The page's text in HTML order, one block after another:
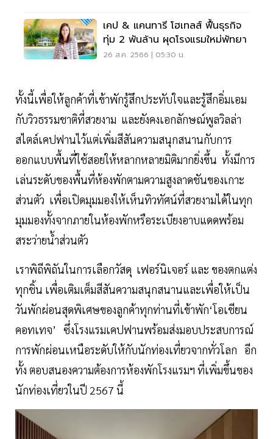
เคป & แคนทารี โฮเทลส์ ฟื้นธุรกิจ
ทุ่ม 2 พันล้าน ผุดโรงแรมใหม่พัทยา
26 ส.ค. 2566 | 05:30 น.
ทั้งนี้เพื่อให้ลูกค้าที่เข้าพักรู้สึกประทับใจและรู้สึกอิ่มเอม
กับวิวธรรมชาติที่สวยงาม และยังคงเอกลักษณ์พูลวิลล่า
สไตล์เคปฟานไว้แต่เพิ่มสีสันความสนุกสนานกับการ
ออกแบบพื้นที่ใช้สอยให้หลากหลายมิติมากยิ่งขึ้น ทั้งมีการ
เล่นระดับของพื้นที่ห้องพักตามความสูงลาดชันของเกาะ
ส่วนตัว เพื่อเปิดมุมมองให้เห็นทิวทัศน์ที่สวยงามได้ในทุก
มุมมองทั้งจากภายในห้องพักหรือระเบียงอาบแดดพร้อม
สระว่ายน้ำส่วนตัว
เราพิถีพิถันในการเลือกวัสดุ เฟอร์นิเจอร์ และ ของตกแต่ง
ทุกชิ้น เพื่อเติมเต็มสีสันความสนุกสนานและเพื่อให้เป็น
วันพักผ่อนสุดพิเศษของลูกค้าทุกท่านที่เข้าพัก‘โอเชียน
คอทเทจ’ ซึ่งโรงแรมเคปฟานพร้อมส่งมอบประสบการณ์
การพักผ่อนเหนือระดับให้กับนักท่องเที่ยวจากทั่วโลก อีก
ทั้ง ตอบสนองความต้องการห้องพักโรงแรมฯ ที่เพิ่มขึ้นของ
นักท่องเที่ยวในปี 2567 นี้